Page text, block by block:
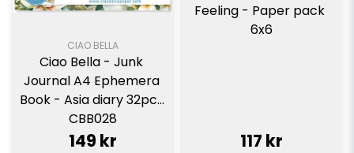
CIAO BELLA
Ciao Bella - Junk
Journal A4 Ephemera
Book - Asia diary 32pcs
CBB028
149 kr
Feeling - Paper pack
6x6
117 kr